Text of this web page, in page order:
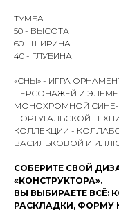
ТУМБА
50 - ВЫСОТА
60 - ШИРИНА
40 - ГЛУБИНА
«СНЫ» - ИГРА
ПЕРСОНАЖЕЙ И
МОНОХРОМНОЙ
ПОРТУГАЛЬСКОЙ
КОЛЛЕКЦИИ -
ВАСИЛЬКОВОЙ И
СОБЕРИТЕ СВОЙ
«КОНСТРУКТОРА».
ВЫ ВЫБИРАЕТЕ ВСЁ:
РАСКЛАДКИ, ФОРМУ